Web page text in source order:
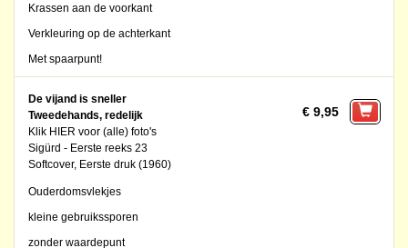
Krassen aan de voorkant
Verkleuring op de achterkant
Met spaarpunt!
De vijand is sneller
Tweedehands, redelijk
Klik HIER voor (alle) foto's
Sigürd - Eerste reeks 23
Softcover, Eerste druk (1960)
Ouderdomsvlekjes
kleine gebruikssporen
zonder waardepunt
€ 9,95